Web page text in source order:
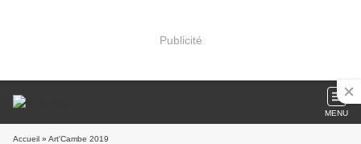
Publicité
MENU
Accueil » Art'Cambe 2019